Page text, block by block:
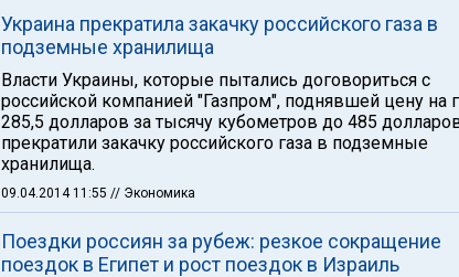
Украина прекратила закачку российского газа в
подземные хранилища
Власти Украины, которые пытались договориться с
российской компанией "Газпром", поднявшей цену на
285,5 долларов за тысячу кубометров до 485
прекратили закачку российского газа в подземные
хранилища.
09.04.2014 11:55 // Экономика
Поездки россиян за рубеж: резкое сокращение
поездок в Египет и рост поездок в Израиль